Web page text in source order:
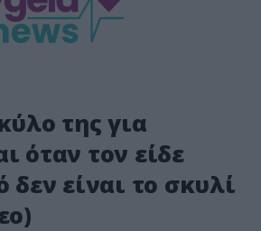
της για
όταν τον είδε
δεν είναι το σκυλί